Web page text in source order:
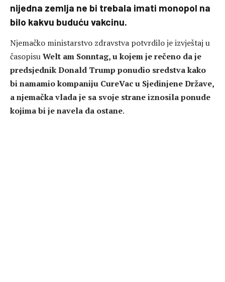
nijedna zemlja ne bi trebala imati monopol na
bilo kakvu buduću vakcinu.
Njemačko ministarstvo zdravstva potvrdilo je izvještaj u
časopisuWelt am Sonntag, u kojem je rečeno da je
predsjednik Donald Trump ponudio sredstva kako
bi namamio kompaniju CureVac u Sjedinjene Države,
a njemačka vlada je sa svoje strane iznosila ponude
kojima bi je navela da ostane.